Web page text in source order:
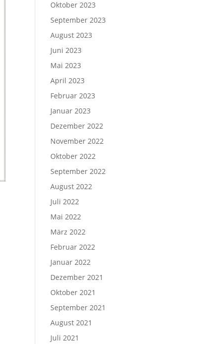
Oktober 2023
September 2023
August 2023
Juni 2023
Mai 2023
April 2023
Februar 2023
Januar 2023
Dezember 2022
November 2022
Oktober 2022
September 2022
August 2022
Juli 2022
Mai 2022
März 2022
Februar 2022
Januar 2022
Dezember 2021
Oktober 2021
September 2021
August 2021
Juli 2021